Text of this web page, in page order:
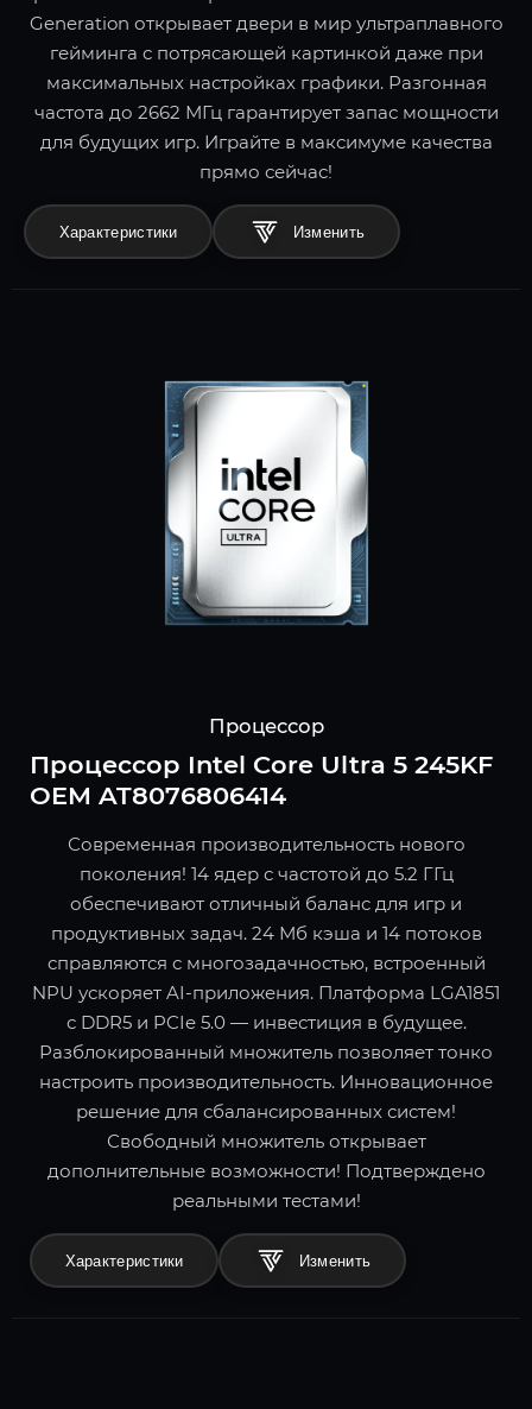
Generation открывает двери в мир ультраплавного
гейминга с потрясающей картинкой даже при
максимальных настройках графики. Разгонная
частота до 2662 МГц гарантирует запас мощности
для будущих игр. Играйте в максимуме качества
прямо сейчас!
Характеристики
Процессор
Процессор Intel Core Ultra 5 245KF
OEM AT8076806414
Современная производительность нового
поколения! 14 ядер с частотой до 5.2 ГГц
обеспечивают отличный баланс для игр и
продуктивных задач. 24 Мб кэша и 14 потоков
справляются с многозадачностью, встроенный
NPU ускоряет AI-приложения. Платформа LGA1851
с DDR5 и PCIe 5.0 — инвестиция в будущее.
Разблокированный множитель позволяет тонко
настроить производительность. Инновационное
решение для сбалансированных систем!
Свободный множитель открывает
дополнительные возможности! Подтверждено
реальными тестами!
Характеристики